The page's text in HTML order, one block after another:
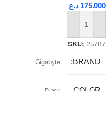
175.000 د.ع
إضافة إلى السلة
SKU: 25787
BRAND
Gigabyte
COLOR
Black